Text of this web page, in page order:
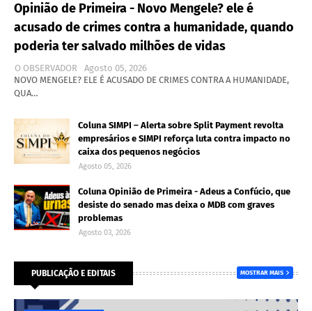
Opinião de Primeira - Novo Mengele? ele é
acusado de crimes contra a humanidade, quando
poderia ter salvado milhões de vidas
O OBSERVADOR
Agosto 05, 2026
NOVO MENGELE? ELE É ACUSADO DE CRIMES CONTRA A HUMANIDADE,
QUA…
Coluna SIMPI – Alerta sobre Split Payment revolta
empresários e SIMPI reforça luta contra impacto no
caixa dos pequenos negócios
Agosto 05, 2026
Coluna Opinião de Primeira - Adeus a Confúcio, que
desiste do senado mas deixa o MDB com graves
problemas
Agosto 03, 2026
PUBLICAÇÃO E EDITAIS MOSTRAR MAIS